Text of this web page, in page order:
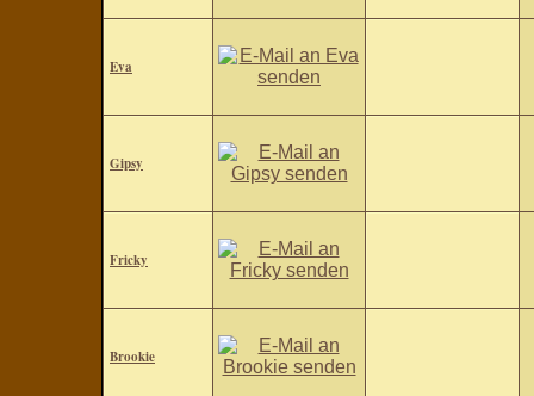
Eva
Gipsy
Fricky
Brookie